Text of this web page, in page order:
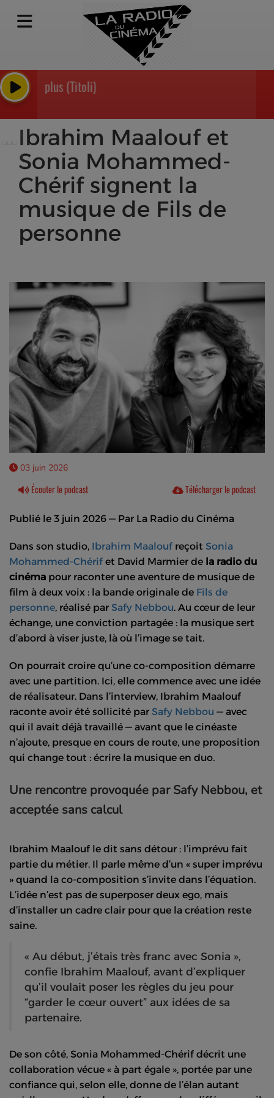
de plus (Titoli)
Ibrahim Maalouf et
Sonia Mohammed-
Chérif signent la
musique de Fils de
personne
03 juin 2026
Écouter le podcast Télécharger le podcast
Publié le 3 juin 2026 — Par La Radio du Cinéma
Dans son studio, Ibrahim Maalouf reçoit Sonia
Mohammed-Chérif et David Marmier de la radio du
cinéma pour raconter une aventure de musique de
film à deux voix : la bande originale de Fils de
personne, réalisé par Safy Nebbou. Au cœur de leur
échange, une conviction partagée : la musique sert
d’abord à viser juste, là où l’image se tait.
On pourrait croire qu’une co-composition démarre
avec une partition. Ici, elle commence avec une idée
de réalisateur. Dans l’interview, Ibrahim Maalouf
raconte avoir été sollicité par Safy Nebbou — avec
qui il avait déjà travaillé — avant que le cinéaste
n’ajoute, presque en cours de route, une proposition
qui change tout : écrire la musique en duo.
Une rencontre provoquée par Safy Nebbou, et
acceptée sans calcul
Ibrahim Maalouf le dit sans détour : l’imprévu fait
partie du métier. Il parle même d’un « super imprévu
» quand la co-composition s’invite dans l’équation.
L’idée n’est pas de superposer deux ego, mais
d’installer un cadre clair pour que la création reste
saine.
« Au début, j’étais très franc avec Sonia »,
confie Ibrahim Maalouf, avant d’expliquer
qu’il voulait poser les règles du jeu pour
“garder le cœur ouvert” aux idées de sa
partenaire.
De son côté, Sonia Mohammed-Chérif décrit une
collaboration vécue « à part égale », portée par une
confiance qui, selon elle, donne de l’élan autant